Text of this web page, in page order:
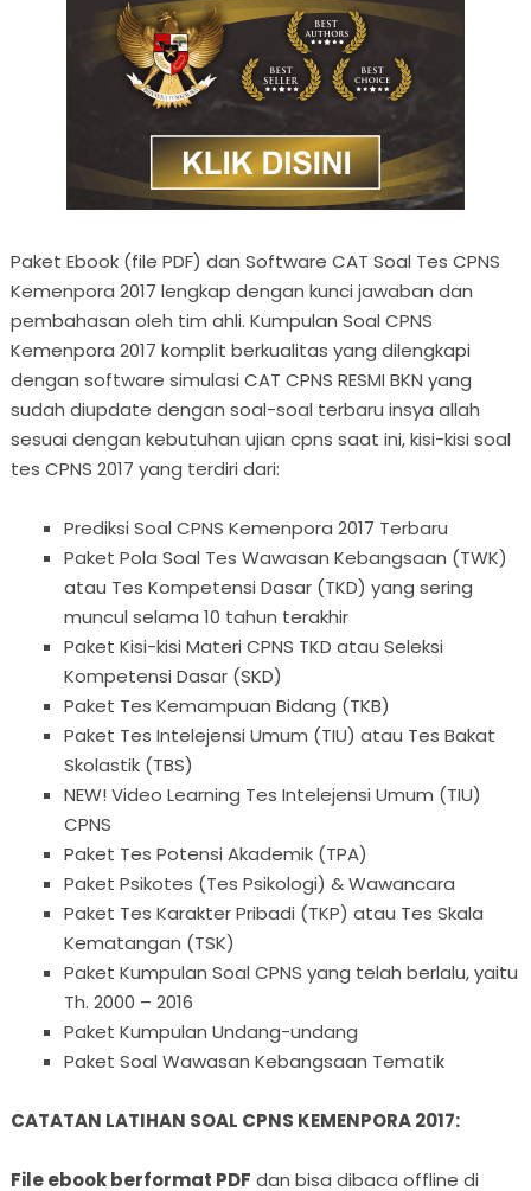
Paket Ebook (file PDF) dan Software CAT Soal Tes CPNS
Kemenpora 2017 lengkap dengan kunci jawaban dan
pembahasan oleh tim ahli. Kumpulan Soal CPNS
Kemenpora 2017 komplit berkualitas yang dilengkapi
dengan software simulasi CAT CPNS RESMI BKN yang
sudah diupdate dengan soal-soal terbaru insya allah
sesuai dengan kebutuhan ujian cpns saat ini, kisi-kisi soal
tes CPNS 2017 yang terdiri dari:
Prediksi Soal CPNS Kemenpora 2017 Terbaru
Paket Pola Soal Tes Wawasan Kebangsaan (TWK)
atau Tes Kompetensi Dasar (TKD) yang sering
muncul selama 10 tahun terakhir
Paket Kisi-kisi Materi CPNS TKD atau Seleksi
Kompetensi Dasar (SKD)
Paket Tes Kemampuan Bidang (TKB)
Paket Tes Intelejensi Umum (TIU) atau Tes Bakat
Skolastik (TBS)
NEW! Video Learning Tes Intelejensi Umum (TIU)
CPNS
Paket Tes Potensi Akademik (TPA)
Paket Psikotes (Tes Psikologi) & Wawancara
Paket Tes Karakter Pribadi (TKP) atau Tes Skala
Kematangan (TSK)
Paket Kumpulan Soal CPNS yang telah berlalu, yaitu
Th. 2000 – 2016
Paket Kumpulan Undang-undang
Paket Soal Wawasan Kebangsaan Tematik
CATATAN LATIHAN SOAL CPNS KEMENPORA 2017:
File ebook berformat PDF dan bisa dibaca offline di